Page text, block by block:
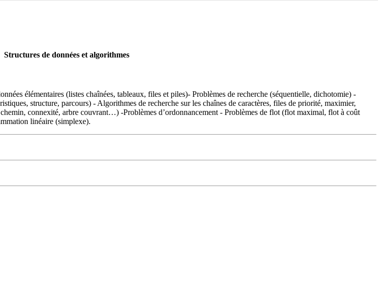
Structures de données et algorithmes
élémentaires (listes chaînées, tableaux, files et piles)- Problèmes de recherche (séquentielle, dichotomie) -
structure, parcours) - Algorithmes de recherche sur les chaînes de caractères, files de priorité, maximier,
connexité, arbre couvrant…) -Problèmes d’ordonnancement - Problèmes de flot (flot maximal, flot à coût
linéaire (simplexe).